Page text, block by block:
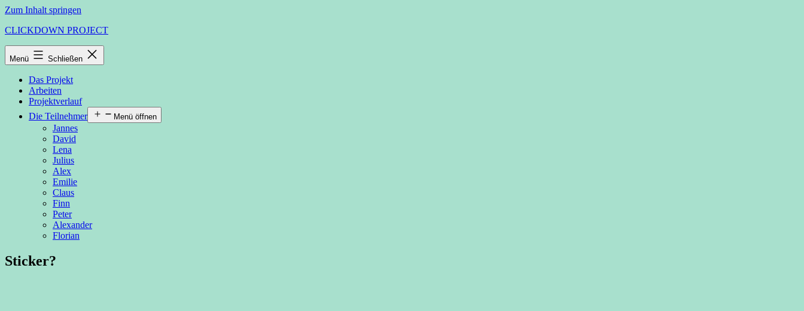
Zum Inhalt springen
CLICKDOWN PROJECT
Menü Schließen
Das Projekt
Arbeiten
Projektverlauf
Die Teilnehmer
Menü öffnen
Jannes
David
Lena
Julius
Alex
Emilie
Claus
Finn
Peter
Alexander
Florian
Sticker?